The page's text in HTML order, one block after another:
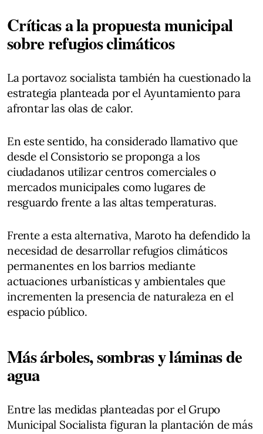
Críticas a la propuesta municipal
sobre refugios climáticos
La portavoz socialista también ha cuestionado la
estrategia planteada por el Ayuntamiento para
afrontar las olas de calor.
En este sentido, ha considerado llamativo que
desde el Consistorio se proponga a los
ciudadanos utilizar centros comerciales o
mercados municipales como lugares de
resguardo frente a las altas temperaturas.
Frente a esta alternativa, Maroto ha defendido la
necesidad de desarrollar refugios climáticos
permanentes en los barrios mediante
actuaciones urbanísticas y ambientales que
incrementen la presencia de naturaleza en el
espacio público.
Más árboles, sombras y láminas de
agua
Entre las medidas planteadas por el Grupo
Municipal Socialista figuran la plantación de más